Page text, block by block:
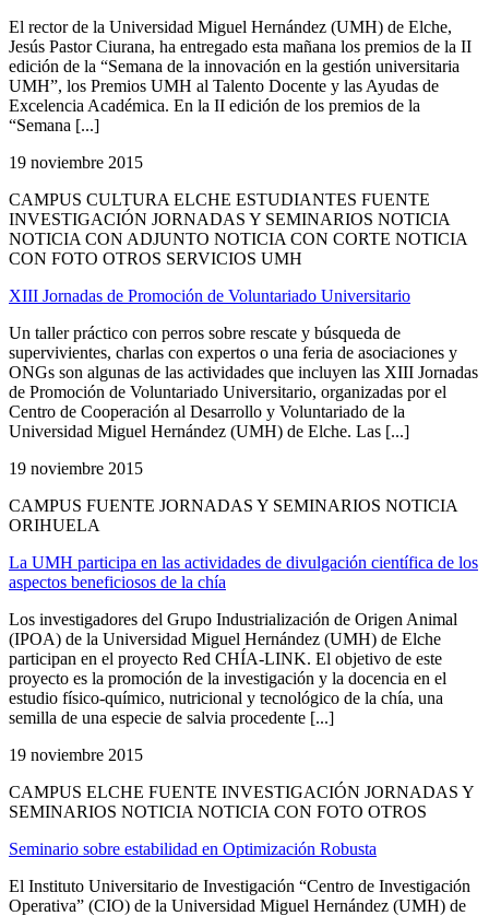
El rector de la Universidad Miguel Hernández (UMH) de Elche,
Jesús Pastor Ciurana, ha entregado esta mañana los premios de la II
edición de la “Semana de la innovación en la gestión universitaria
UMH”, los Premios UMH al Talento Docente y las Ayudas de
Excelencia Académica. En la II edición de los premios de la
“Semana [...]
19 noviembre 2015
CAMPUS CULTURA ELCHE ESTUDIANTES FUENTE
INVESTIGACIÓN JORNADAS Y SEMINARIOS NOTICIA
NOTICIA CON ADJUNTO NOTICIA CON CORTE NOTICIA
CON FOTO OTROS SERVICIOS UMH
XIII Jornadas de Promoción de Voluntariado Universitario
Un taller práctico con perros sobre rescate y búsqueda de
supervivientes, charlas con expertos o una feria de asociaciones y
ONGs son algunas de las actividades que incluyen las XIII Jornadas
de Promoción de Voluntariado Universitario, organizadas por el
Centro de Cooperación al Desarrollo y Voluntariado de la
Universidad Miguel Hernández (UMH) de Elche. Las [...]
19 noviembre 2015
CAMPUS FUENTE JORNADAS Y SEMINARIOS NOTICIA
ORIHUELA
La UMH participa en las actividades de divulgación científica de los
aspectos beneficiosos de la chía
Los investigadores del Grupo Industrialización de Origen Animal
(IPOA) de la Universidad Miguel Hernández (UMH) de Elche
participan en el proyecto Red CHÍA-LINK. El objetivo de este
proyecto es la promoción de la investigación y la docencia en el
estudio físico-químico, nutricional y tecnológico de la chía, una
semilla de una especie de salvia procedente [...]
19 noviembre 2015
CAMPUS ELCHE FUENTE INVESTIGACIÓN JORNADAS Y
SEMINARIOS NOTICIA NOTICIA CON FOTO OTROS
Seminario sobre estabilidad en Optimización Robusta
El Instituto Universitario de Investigación “Centro de Investigación
Operativa” (CIO) de la Universidad Miguel Hernández (UMH) de